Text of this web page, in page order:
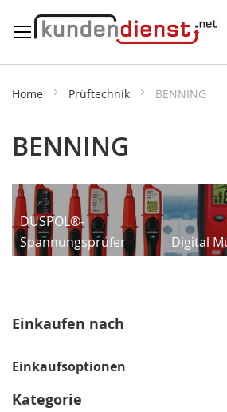
zum
Home Prüftechnik BENNING
BENNING
DUSPOL®-
Spannungsprüfer
Digital
Einkaufen nach
Einkaufsoptionen
Kategorie